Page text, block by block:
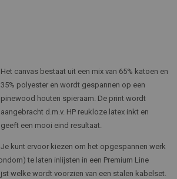
Het canvas bestaat uit een mix van 65% katoen en
35% polyester en wordt gespannen op een
pinewood houten spieraam. De print wordt
aangebracht d.m.v. HP reukloze latex inkt en
geeft een mooi eind resultaat.
Je kunt ervoor kiezen om het opgespannen werk
te laten inlijsten in een Premium Line
welke wordt voorzien van een stalen kabelset.